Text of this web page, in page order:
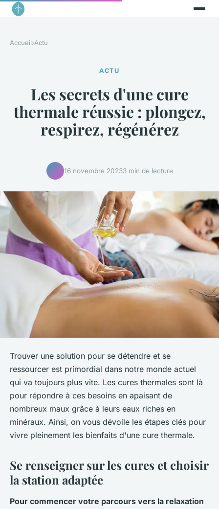
Accueil›Actu
ACTU
Les secrets d'une cure
thermale réussie : plongez,
respirez, régénérez
16 novembre 20233 min de lecture
Trouver une solution pour se détendre et se
ressourcer est primordial dans notre monde actuel
qui va toujours plus vite. Les cures thermales sont là
pour répondre à ces besoins en apaisant de
nombreux maux grâce à leurs eaux riches en
minéraux. Ainsi, on vous dévoile les étapes clés pour
vivre pleinement les bienfaits d'une cure thermale.
Se renseigner sur les cures et choisir
la station adaptée
Pour commencer votre parcours vers la relaxation